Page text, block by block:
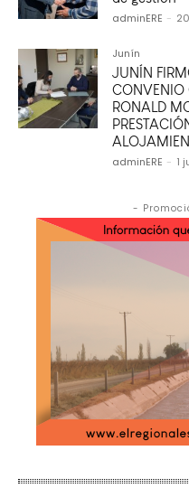
adminERE -
Junín
JUNÍN
CONVENIO
RONALD
adminERE - 1
-